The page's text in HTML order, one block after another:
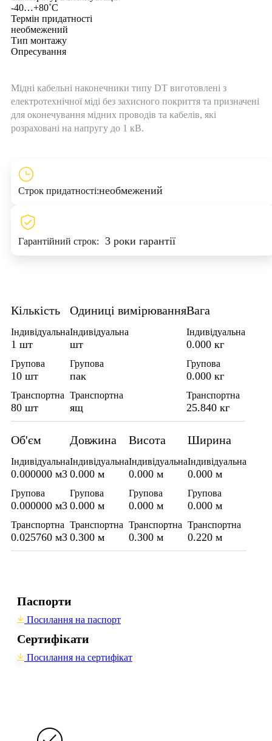
-40…+80˚С
Термін придатності
необмежений
Тип монтажу
Опресування
Мідні кабельні наконечники типу DT виготовлені з
електротехнічної міді без захисного покриття та призначені
для оконечування мідних проводів та кабелів, які
розраховані на напругу до 1 кВ.
Строк придатності:необмежений
Гарантійний строк: 3 роки гарантії
Кількість
Індивідуальна
1 шт
Групова
10 шт
Транспортна
80 шт
Одиниці вимірювання
Індивідуальна
шт
Групова
пак
Транспортна
ящ
Вага
Індивідуальна
0.000 кг
Групова
0.000 кг
Транспортна
25.840 кг
Об'єм
Індивідуальна
0.000000 м3
Групова
0.000000 м3
Транспортна
0.025760 м3
Довжина
Індивідуальна
0.000 м
Групова
0.000 м
Транспортна
0.300 м
Висота
Індивідуальна
0.000 м
Групова
0.000 м
Транспортна
0.300 м
Ширина
Індивідуальна
0.000 м
Групова
0.000 м
Транспортна
0.220 м
Паспорти
Посилання на паспорт
Сертифікати
Посилання на сертифікат